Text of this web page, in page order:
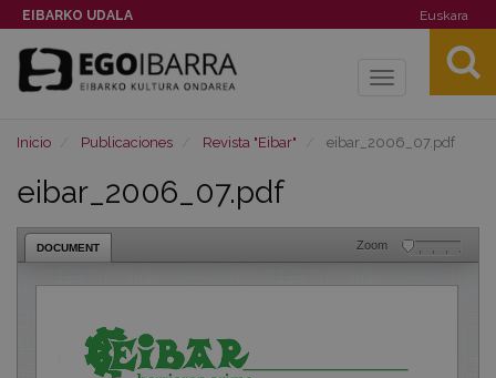
EIBARKO UDALA Euskara
Toggle
Inicio Publicaciones Revista "Eibar" eibar_2006_07.pdf
eibar_2006_07.pdf
DOCUMENT Zoom